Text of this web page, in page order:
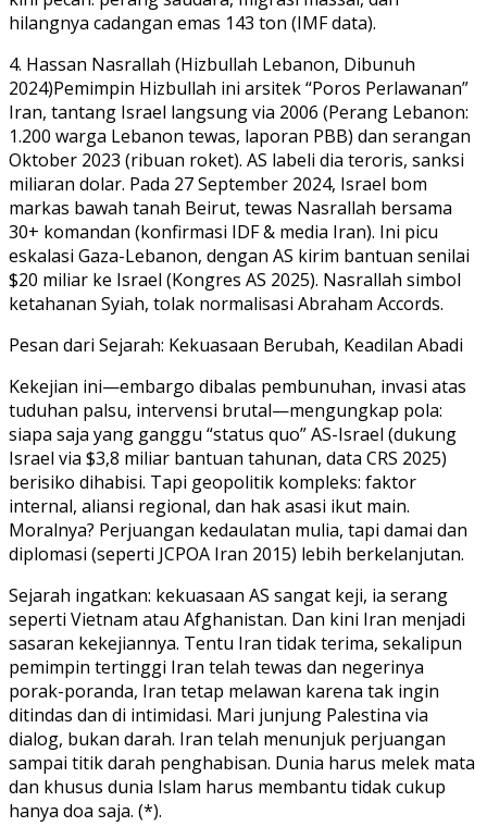
hilangnya cadangan emas 143 ton (IMF data).
4. Hassan Nasrallah (Hizbullah Lebanon, Dibunuh
2024)Pemimpin Hizbullah ini arsitek “Poros Perlawanan”
Iran, tantang Israel langsung via 2006 (Perang Lebanon:
1.200 warga Lebanon tewas, laporan PBB) dan serangan
Oktober 2023 (ribuan roket). AS labeli dia teroris, sanksi
miliaran dolar. Pada 27 September 2024, Israel bom
markas bawah tanah Beirut, tewas Nasrallah bersama
30+ komandan (konfirmasi IDF & media Iran). Ini picu
eskalasi Gaza-Lebanon, dengan AS kirim bantuan senilai
$20 miliar ke Israel (Kongres AS 2025). Nasrallah simbol
ketahanan Syiah, tolak normalisasi Abraham Accords.
Pesan dari Sejarah: Kekuasaan Berubah, Keadilan Abadi
Kekejian ini—embargo dibalas pembunuhan, invasi atas
tuduhan palsu, intervensi brutal—mengungkap pola:
siapa saja yang ganggu “status quo” AS-Israel (dukung
Israel via $3,8 miliar bantuan tahunan, data CRS 2025)
berisiko dihabisi. Tapi geopolitik kompleks: faktor
internal, aliansi regional, dan hak asasi ikut main.
Moralnya? Perjuangan kedaulatan mulia, tapi damai dan
diplomasi (seperti JCPOA Iran 2015) lebih berkelanjutan.
Sejarah ingatkan: kekuasaan AS sangat keji, ia serang
seperti Vietnam atau Afghanistan. Dan kini Iran menjadi
sasaran kekejiannya. Tentu Iran tidak terima, sekalipun
pemimpin tertinggi Iran telah tewas dan negerinya
porak-poranda, Iran tetap melawan karena tak ingin
ditindas dan di intimidasi. Mari junjung Palestina via
dialog, bukan darah. Iran telah menunjuk perjuangan
sampai titik darah penghabisan. Dunia harus melek mata
dan khusus dunia Islam harus membantu tidak cukup
hanya doa saja. (*).